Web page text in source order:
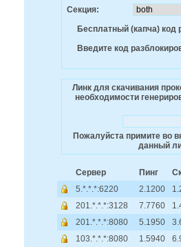
Секция:
Бесплатный (капча) код
Введите код
Линк для скачивания
необходимости
Пожалуйста примите во
данный
Сервер Пинг
5.*.*.*:6220
2.1200
201.*.*.*:3128
7.7760
201.*.*.*:8080
5.1950
103.*.*.*:8080
1.5940